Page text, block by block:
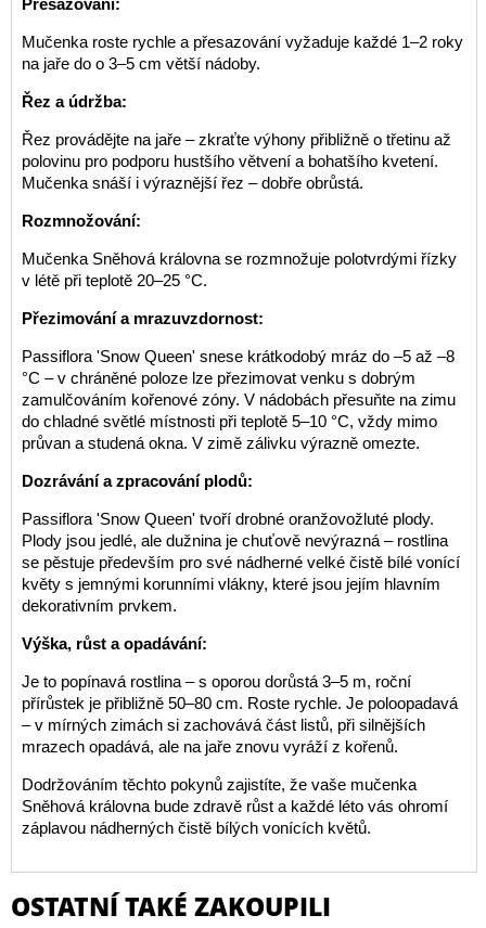
Mučenka roste rychle a přesazování vyžaduje každé 1–2 roky
na jaře do o 3–5 cm větší nádoby.
Řez a údržba:
Řez provádějte na jaře – zkraťte výhony přibližně o třetinu až
polovinu pro podporu hustšího větvení a bohatšího kvetení.
Mučenka snáší i výraznější řez – dobře obrůstá.
Rozmnožování:
Mučenka Sněhová královna se rozmnožuje polotvrdými řízky
v létě při teplotě 20–25 °C.
Přezimování a mrazuvzdornost:
Passiflora 'Snow Queen' snese krátkodobý mráz do –5 až –8
°C – v chráněné poloze lze přezimovat venku s dobrým
zamulčováním kořenové zóny. V nádobách přesuňte na zimu
do chladné světlé místnosti při teplotě 5–10 °C, vždy mimo
průvan a studená okna. V zimě zálivku výrazně omezte.
Dozrávání a zpracování plodů:
Passiflora 'Snow Queen' tvoří drobné oranžovožluté plody.
Plody jsou jedlé, ale dužnina je chuťově nevýrazná – rostlina
se pěstuje především pro své nádherné velké čistě bílé vonící
květy s jemnými korunními vlákny, které jsou jejím hlavním
dekorativním prvkem.
Výška, růst a opadávání:
Je to popínavá rostlina – s oporou dorůstá 3–5 m, roční
přírůstek je přibližně 50–80 cm. Roste rychle. Je poloopadavá
– v mírných zimách si zachovává část listů, při silnějších
mrazech opadává, ale na jaře znovu vyráží z kořenů.
Dodržováním těchto pokynů zajistíte, že vaše mučenka
Sněhová královna bude zdravě růst a každé léto vás ohromí
záplavou nádherných čistě bílých vonících květů.
OSTATNÍ TAKÉ ZAKOUPILI